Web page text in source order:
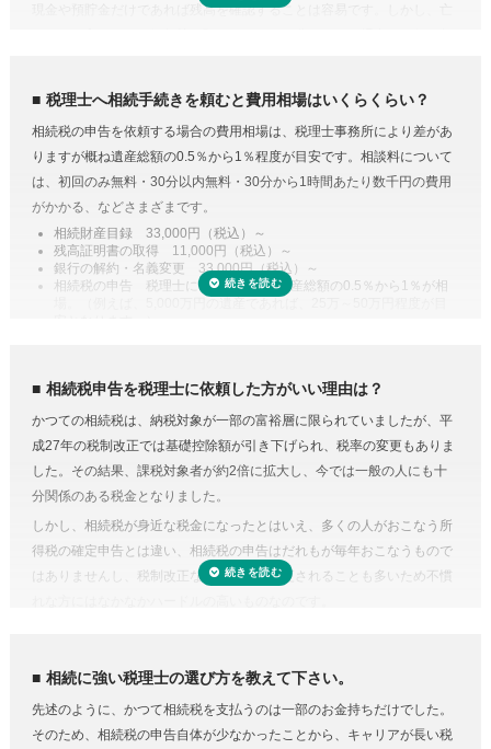
現金や預貯金だけであれば残高を確認することは容易です。しかし、亡
また、株式や貴金属、不動産などは評価をする必要があります。また、
とで合わせて収集・管理が可能になり、取り直しや多く取りすぎなどの
手間・無駄が省けます。
例えば、配偶者が取得した正味の遺産額は、1億6,000万円と配偶者の法
定相続分相当額を比較してどちらか大きい金額までは相続税がかからな
相続税の申告や準確定申告
相続税には申告書の他、総額の計算書、生命保険・財産・債務の明細書
など非常に多くの書類作成が必要となります。もちろん、相続人自身で
申告することもできますが、不動産や非上場株式などは財産の評価が難
しく書類作成も煩雑なことから、税理士に依頼するのが一般的です。
準確定申告とは、亡くなった方の所得の確定と納税の手続きを相続人が
代わりにおこなうこと。準確定申告の対象となるのは1月1日から亡くな
った日までの所得ですが、前年分も申告前であれば合わせて手続きをお
税理士へ相続手続きを頼むと費用相場はいくらくらい？
相続税の申告を依頼する場合の費用相場は、税理士事務所により差があ
りますが概ね遺産総額の0.5％から1％程度が目安です。相談料について
は、初回のみ無料・30分以内無料・30分から1時間あたり数千円の費用
がかかる、などさまざまです。
相続財産目録 33,000円（税込）～
残高証明書の取得 11,000円（税込）～
銀行の解約・名義変更 33,000円（税込）～
相続税の申告 税理士により差があり遺産総額の0.5％から1％が相
のや資料集めに相当の時間と労力を費やすことを考えてみると、税金の
プロの税理士に頼むという選択肢がコストに見合うものだと納得がいく
のではないでしょうか。
費用が気になる方は、相続税申告の費用を複数の専門家にまとめて依頼
できる「 相続費用見積ガイド 」をご利用ください。
相続税申告を税理士に依頼した方がいい理由は？
かつての相続税は、納税対象が一部の富裕層に限られていましたが、平
成27年の税制改正では基礎控除額が引き下げられ、税率の変更もありま
した。その結果、課税対象者が約2倍に拡大し、今では一般の人にも十
分関係のある税金となりました。
しかし、相続税が身近な税金になったとはいえ、多くの人がおこなう所
得税の確定申告とは違い、相続税の申告はだれもが毎年おこなうもので
はありませんし、税制改正などで内容が変更されることも多いため不慣
を減らしたり、納税額を少なくできる可能性があります。
しかし、どんな特例が使えるのかを知らない、または分からなければ、
特例を活用しないまま申告していることすら気づかないこともありえる
相続に強い税理士の選び方を教えて下さい。
先述のように、かつて相続税を支払うのは一部のお金持ちだけでした。
そのため、相続税の申告自体が少なかったことから、キャリアが長い税